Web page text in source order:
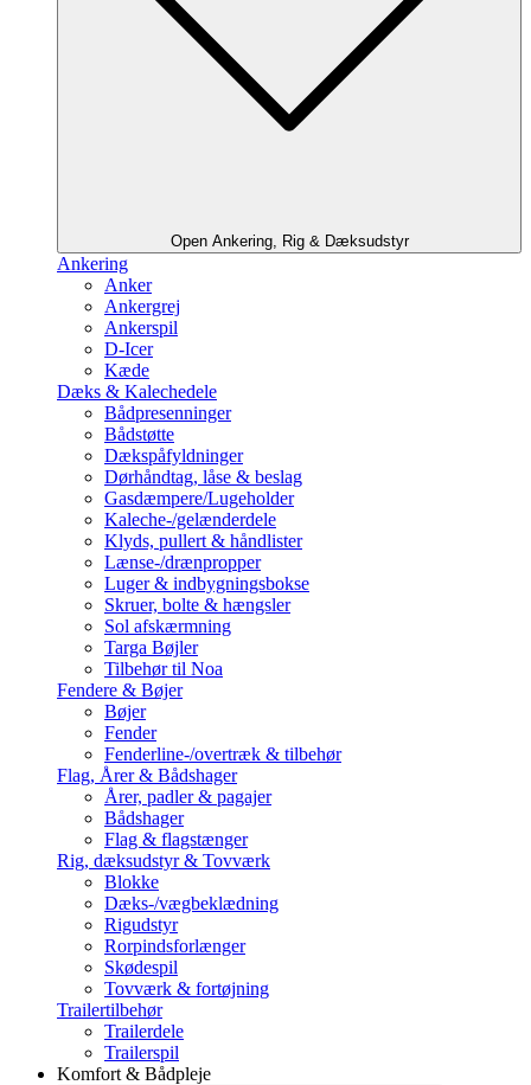
Open Ankering, Rig & Dæksudstyr
Ankering
Anker
Ankergrej
Ankerspil
D-Icer
Kæde
Dæks & Kalechedele
Bådpresenninger
Bådstøtte
Dækspåfyldninger
Dørhåndtag, låse & beslag
Gasdæmpere/Lugeholder
Kaleche-/gelænderdele
Klyds, pullert & håndlister
Lænse-/drænpropper
Luger & indbygningsbokse
Skruer, bolte & hængsler
Sol afskærmning
Targa Bøjler
Tilbehør til Noa
Fendere & Bøjer
Bøjer
Fender
Fenderline-/overtræk & tilbehør
Flag, Årer & Bådshager
Årer, padler & pagajer
Bådshager
Flag & flagstænger
Rig, dæksudstyr & Tovværk
Blokke
Dæks-/vægbeklædning
Rigudstyr
Rorpindsforlænger
Skødespil
Tovværk & fortøjning
Trailertilbehør
Trailerdele
Trailerspil
Komfort & Bådpleje